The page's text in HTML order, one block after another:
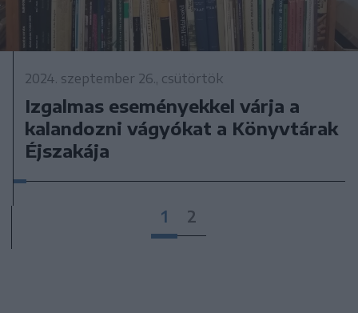
2024. szeptember 26., csütörtök
Izgalmas eseményekkel várja a
kalandozni vágyókat a Könyvtárak
Éjszakája
1 2